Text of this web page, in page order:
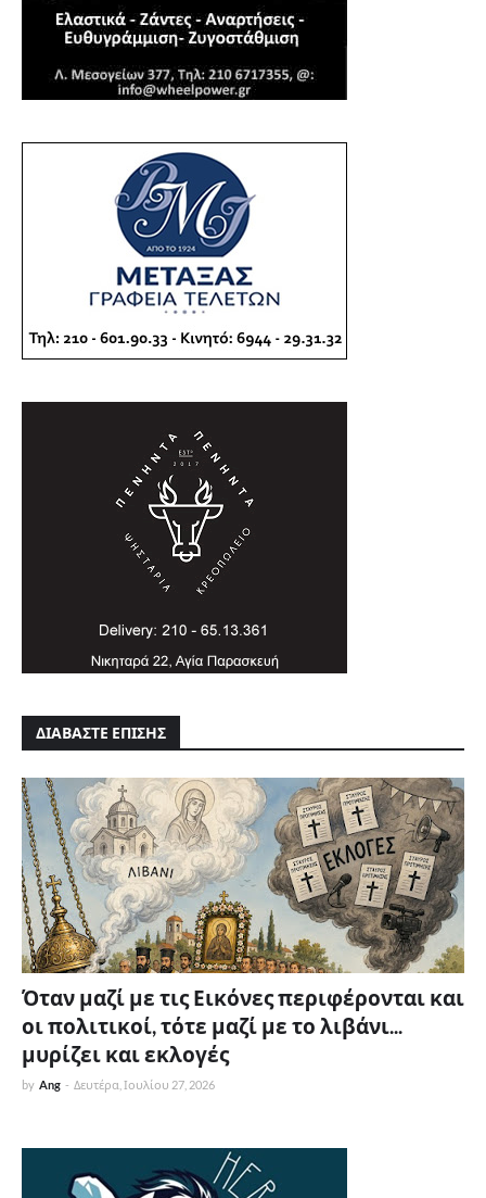
ΔΙΑΒΑΣΤΕ ΕΠΙΣΗΣ
Όταν μαζί με τις Εικόνες περιφέρονται και
οι πολιτικοί, τότε μαζί με το λιβάνι...
μυρίζει και εκλογές
by Ang - Δευτέρα, Ιουλίου 27, 2026